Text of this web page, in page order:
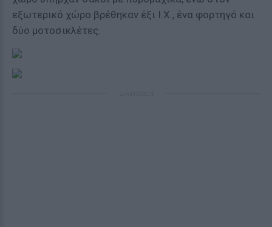
εξωτερικό χώρο βρέθηκαν έξι Ι.Χ., ένα φορτηγό και
δύο μοτοσικλέτες.